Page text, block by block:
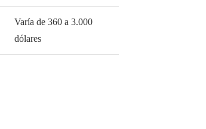
Varía de 360 a 3.000
dólares